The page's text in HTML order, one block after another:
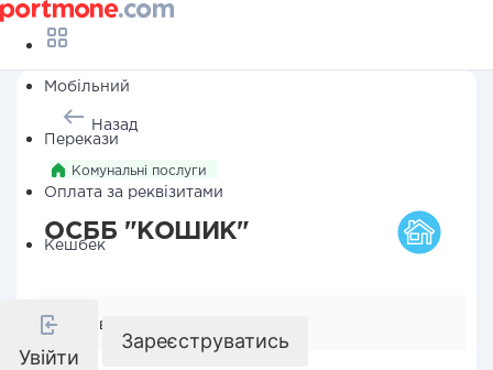
Мобільний
Перекази
Оплата за реквізитами
Кешбек
Увійти
Зареєструватись
Назад
Комунальні послуги
ОСББ "КОШИК"
Реквізити компанії